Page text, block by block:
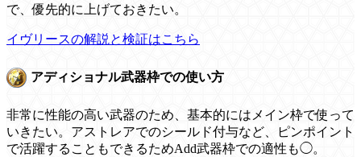
で、優先的に上げておきたい。
イヴリースの解説と検証はこちら
アディショナル武器枠での使い方
非常に性能の高い武器のため、基本的にはメイン枠で使って
いきたい。アストレアでのシールド付与など、ピンポイント
で活躍することもできるためAdd武器枠での適性も◯。